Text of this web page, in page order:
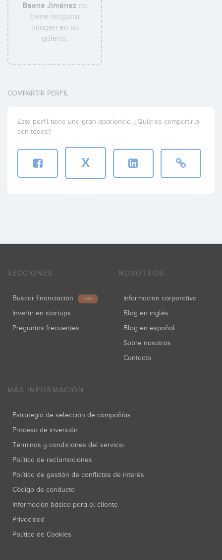
Baena Jiménez no
tiene ninguna
imágen en su
galería.
COMPARTIR PERFIL
Este perfil tiene una gran apariencia. ¿Quieres compartirlo
con todos?
X
SECCIONES
Buscar financiación NEW
Invertir en startups
Preguntas frecuentes
NOSOTROS
Información corporativa
Blog en inglés
Blog en español
Sobre nosotros
Contacto
MÁS INFORMACIÓN
Estrategia de selección de compañías
Proceso de inversión
Términos y condiciones del servicio
Política de reclamaciones
Política de gestión de conflictos de interés
Código de conducta
Información básica para el cliente
Privacidad
Política de Cookies